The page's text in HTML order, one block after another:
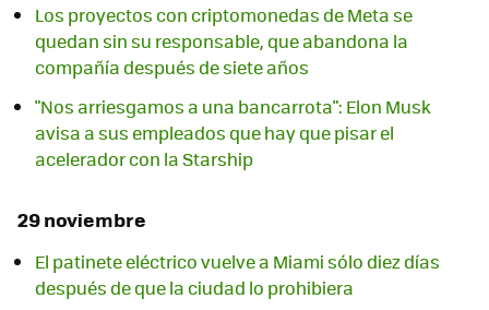
Los proyectos con criptomonedas de Meta se
quedan sin su responsable, que abandona la
compañía después de siete años
"Nos arriesgamos a una bancarrota": Elon Musk
avisa a sus empleados que hay que pisar el
acelerador con la Starship
29 noviembre
El patinete eléctrico vuelve a Miami sólo diez días
después de que la ciudad lo prohibiera